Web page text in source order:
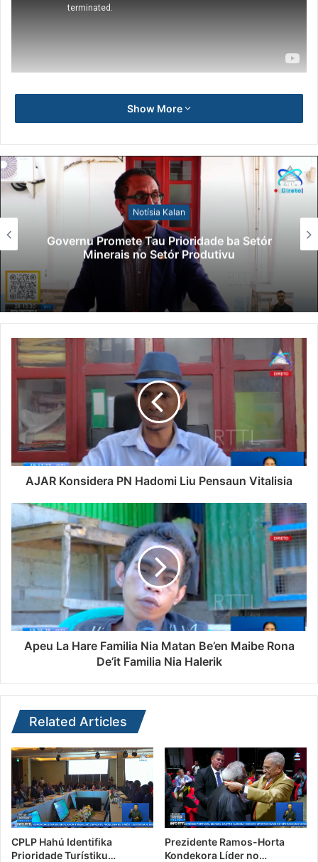
Show More
Notísia Kalan
Governu Promete Tau Prioridade ba Setór
Minerais no Setór Produtivu
AJAR Konsidera PN Hadomi Liu Pensaun Vitalisia
Apeu La Hare Familia Nia Matan Be’en Maibe Rona
De’it Familia Nia Halerik
Related Articles
CPLP Hahú Identifika
Prioridade Turístiku…
Prezidente Ramos-Horta
Kondekora Líder no…